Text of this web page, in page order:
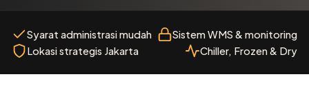
Syarat administrasi mudah
Sistem WMS & monitoring
Lokasi strategis Jakarta
Chiller, Frozen & Dry